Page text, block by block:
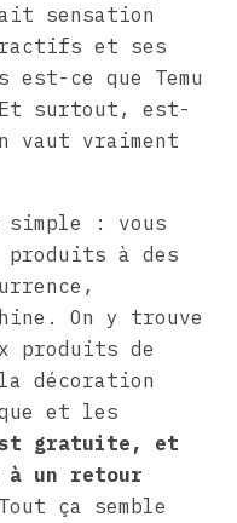
sensation
et ses
ce que Temu
surtout, est-
vaut vraiment
simple : vous
produits à des
On y trouve
produits de
décoration
et les
gratuite, et
à un retour
ça semble